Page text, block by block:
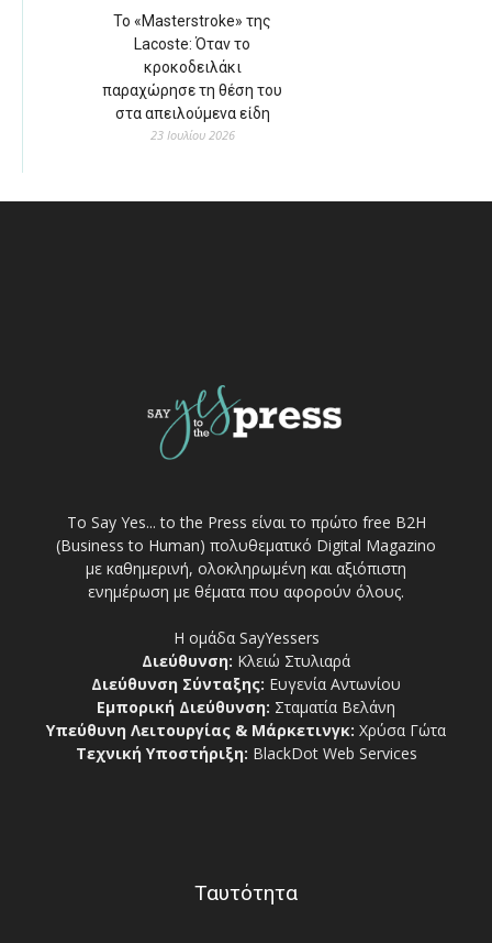
Το «Masterstroke» της
Lacoste: Όταν το
κροκοδειλάκι
παραχώρησε τη θέση του
στα απειλούμενα είδη
23 Ιουλίου 2026
Το Say Yes... to the Press είναι το πρώτο free Β2Η
(Business to Human) πολυθεματικό Digital Magazino
με καθημερινή, ολοκληρωμένη και αξιόπιστη
ενημέρωση με θέματα που αφορούν όλους.
Η ομάδα SayYessers
Διεύθυνση: Κλειώ Στυλιαρά
Διεύθυνση Σύνταξης: Ευγενία Αντωνίου
Εμπορική Διεύθυνση: Σταματία Βελάνη
Υπεύθυνη Λειτουργίας & Μάρκετινγκ: Χρύσα Γώτα
Τεχνική Υποστήριξη: BlackDot Web Services
Ταυτότητα